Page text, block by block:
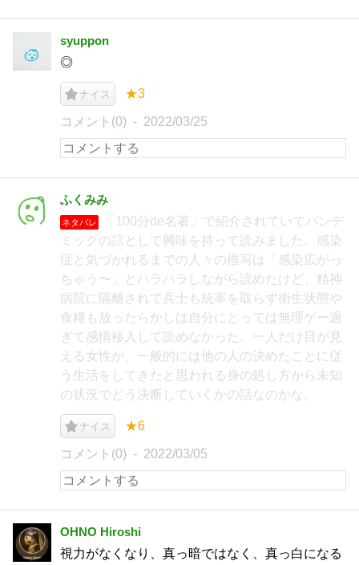
syuppon
◎
ナイス ★3
コメント(0) 2022/03/25
ふくみみ
ネタバレ
「100分de名著」で紹介されていてパンデ
ミックの話として興味を持って読みました。感染
症と気づかれるまでの人々の描写は「感染広がっ
ちゃう〜」とハラハラしながら読めたけど、精神
病院に隔離されて兵士も統率を取らず衛生状態や
食糧も放ったらかしは自分にとっては無理ゲー過
ぎて感情移入して読めなかった。一人だけ目が見
える女性が、一般的には他の人の決めたことに従
う生活をしてきたと思われる身の処し方から未知
の状況でどう決断していくかの話なのかな。
ナイス ★6
コメント(0) 2022/03/05
OHNO Hiroshi
視力がなくなり、真っ暗ではなく、真っ白になる